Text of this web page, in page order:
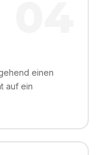
einen
auf ein